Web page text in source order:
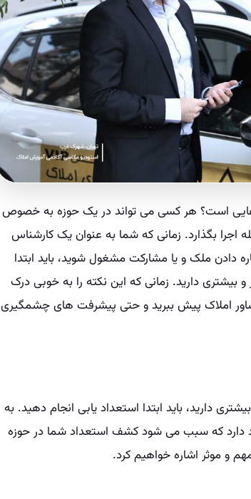
هایی است؟ هر کسی می تواند در یک حوزه به خصوص
اجرا بگذارد. زمانی که شما به عنوان یک کارشناس
دادن ملک و یا مشارکت مشغول شوید، باید ابتدا
و بیشتری دارید. زمانی که این نکته را به خوبی درک
املاک پیش ببرید و حتی پیشرفت های چشمگیری
دارید، باید ابتدا استعداد یابی انجام دهید. به
دارد که سبب می شود کشف استعداد شما در حوزه
و موثر اشاره خواهیم کرد.